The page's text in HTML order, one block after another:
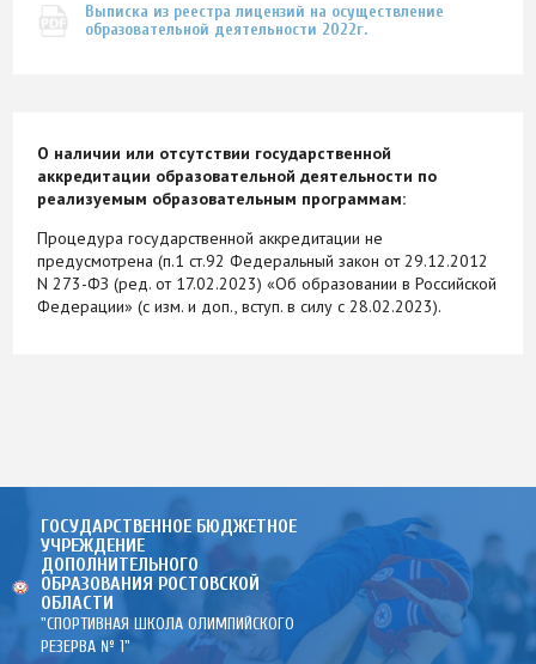
Выписка из реестра лицензий на осуществление
образовательной деятельности 2022г.
О наличии или отсутствии государственной
аккредитации образовательной деятельности по
реализуемым образовательным программам:
Процедура государственной аккредитации не
предусмотрена (п.1 ст.92 Федеральный закон от 29.12.2012
N 273-ФЗ (ред. от 17.02.2023) «Об образовании в Российской
Федерации» (с изм. и доп., вступ. в силу с 28.02.2023).
ГОСУДАРСТВЕННОЕ БЮДЖЕТНОЕ
УЧРЕЖДЕНИЕ
ДОПОЛНИТЕЛЬНОГО
ОБРАЗОВАНИЯ РОСТОВСКОЙ
ОБЛАСТИ
"СПОРТИВНАЯ ШКОЛА ОЛИМПИЙСКОГО
РЕЗЕРВА № 1"